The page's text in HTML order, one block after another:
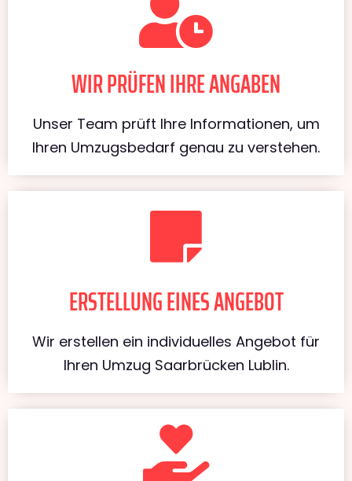
WIR PRÜFEN IHRE ANGABEN
Unser Team prüft Ihre Informationen, um
Ihren Umzugsbedarf genau zu verstehen.
ERSTELLUNG EINES ANGEBOT
Wir erstellen ein individuelles Angebot für
Ihren Umzug Saarbrücken Lublin.